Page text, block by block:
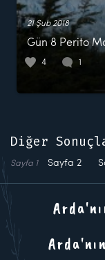
21 Şub 2018
Gün 8 Perito
4 1
Diğer
Sayfa 1 Sayfa 2